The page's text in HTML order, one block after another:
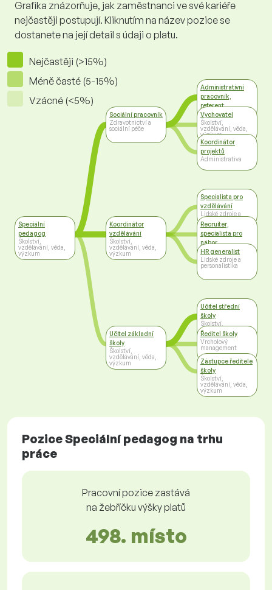
Grafika znázorňuje, jak zaměstnanci ve své kariéře
nejčastěji postupují. Kliknutím na název pozice se
dostanete na její detail s údaji o platu.
Nejčastěji (>15%)
Méně časté (5-15%)
Vzácné (<5%)
Speciální
pedagog
Školství,
vzdělávání, věda,
výzkum
Sociální pracovník
Zdravotnictví a
sociální péče
Koordinátor
vzdělávání
Školství,
vzdělávání, věda,
výzkum
Učitel základní
školy
Školství,
vzdělávání, věda,
výzkum
Administrativní
pracovník,
referent
Administrativa
Vychovatel
Školství,
vzdělávání, věda,
výzkum
Koordinátor
projektů
Administrativa
Specialista pro
vzdělávání
Lidské zdroje a
personalistika
Recruiter,
specialista pro
nábor
Lidské zdroje a
personalistika
HR generalist
Lidské zdroje a
personalistika
Učitel střední
školy
Školství,
vzdělávání, věda,
výzkum
Ředitel školy
Vrcholový
management
Zástupce ředitele
školy
Školství,
vzdělávání, věda,
výzkum
Pozice Speciální pedagog na trhu
práce
Pracovní pozice zastává
na žebříčku výšky platů
498. místo